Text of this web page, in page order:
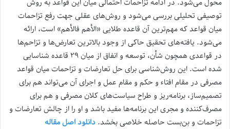
توصیفی تحلیلی بررسی می‌شود و روش‌های عقلی جهت رفع تزاحمات
میان قواعد که مهم‌ترین آن قاعده طلایی «الأهم فالأهم» است، ارائه
می‌شود. یافته‌های تحقیق حاکی از وجود بالاترین تعارض‌ها و تزاحم‌ها
در قواعدی همچون شأن، توسعه و انفاق از میان ۲۹ قاعده شناسایی
‌شده است. این روش‌شناسی برای حل تعارضات و تزاحمات میان قواعد
مصرفی در مقام افتاء و حکم و مقام عمل و اجرای آن می‌تواند هم برای
تصمیم‌ساز، برنامه‌ریز و طراح سیاست‌های کلان مصرفی و هم برای
مصرف‌کننده و مجری این برنامه‌ها مفید باشد و او را از چالش تعارضات و
تزاحمات و بن‌بست حاصله خلاصی بخشد. دانلود اصل مقاله